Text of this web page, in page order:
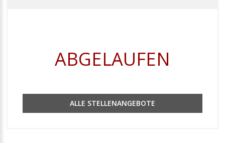
ABGELAUFEN
ALLE STELLENANGEBOTE